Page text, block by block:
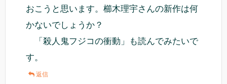
おこうと思います。櫛木理宇さんの新作は何
かないでしょうか？
「殺人鬼フジコの衝動」も読んでみたいで
す。
返信